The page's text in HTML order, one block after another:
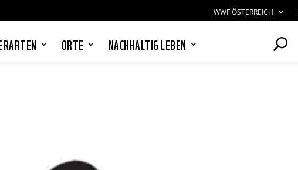
WWF ÖSTERREICH
ORTE NACHHALTIG LEBEN